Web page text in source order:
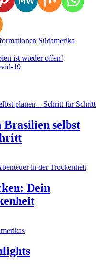
Südamerika
ist wieder offen!
19
Brasilien selbst
Dein